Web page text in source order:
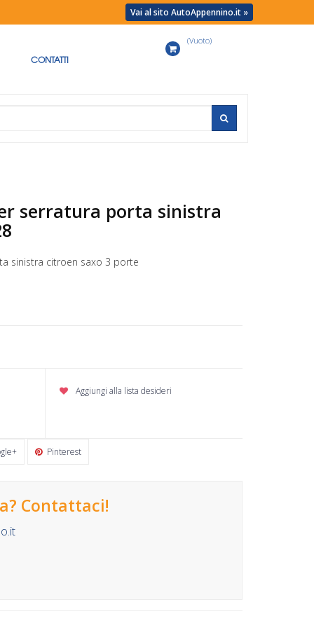
Vai al sito AutoAppennino.it »
CONTATTI
(Vuoto)
serratura porta sinistra
sinistra citroen saxo 3 porte
Aggiungi alla lista desideri
Pinterest
Contattaci!